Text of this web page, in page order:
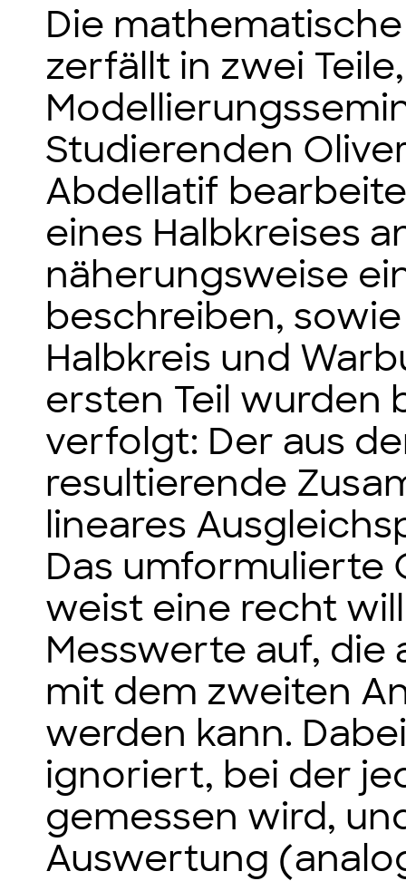
Die
zerfällt in zwei
Studierenden
Abdellatif
eines Halbkreises
näherungsweise
beschreiben,
Halbkreis und
ersten Teil wurden
verfolgt: Der aus
resultierende
lineares
Das umformulierte
weist eine recht
Messwerte auf,
mit dem zweiten
werden kann.
ignoriert, bei der
gemessen wird,
Auswertung